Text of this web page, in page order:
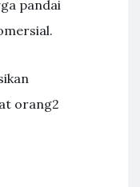
pandai
orang2